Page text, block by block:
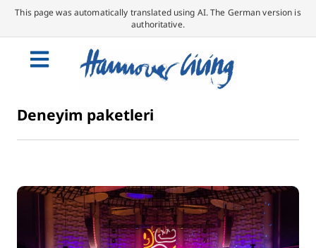
This page was automatically translated using AI. The German version is
authoritative.
Deneyim paketleri